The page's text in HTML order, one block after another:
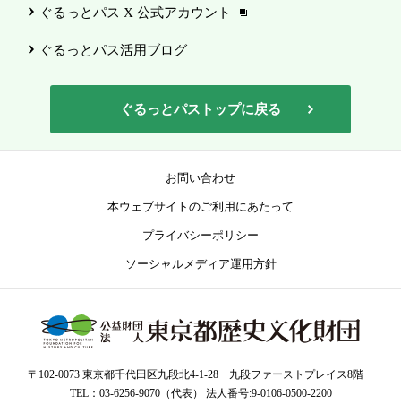
ぐるっとパス X 公式アカウント
ぐるっとパス活用ブログ
ぐるっとパストップに戻る
お問い合わせ
本ウェブサイトのご利用にあたって
プライバシーポリシー
ソーシャルメディア運用方針
〒102-0073 東京都千代田区九段北4-1-28 九段ファーストプレイス8階
TEL：03-6256-9070（代表） 法人番号:9-0106-0500-2200